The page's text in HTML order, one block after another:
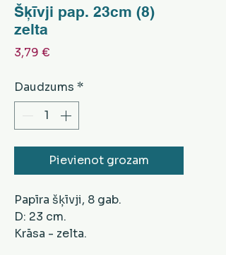
Šķīvji pap. 23cm (8)
zelta
3,79 €
Daudzums *
Pievienot grozam
Papīra šķīvji, 8 gab.
D: 23 cm.
Krāsa - zelta.